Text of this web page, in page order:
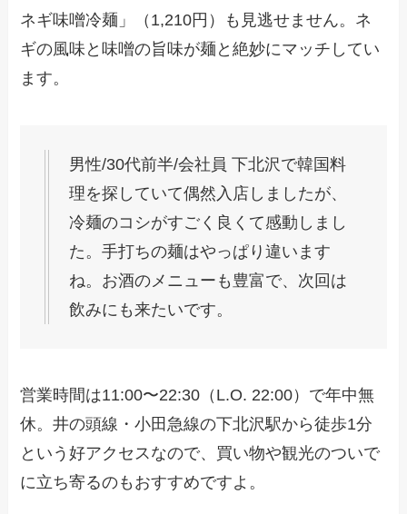
ネギ味噌冷麺」（1,210円）も見逃せません。ネ
ギの風味と味噌の旨味が麺と絶妙にマッチしてい
ます。
男性/30代前半/会社員 下北沢で韓国料
理を探していて偶然入店しましたが、
冷麺のコシがすごく良くて感動しまし
た。手打ちの麺はやっぱり違います
ね。お酒のメニューも豊富で、次回は
飲みにも来たいです。
営業時間は11:00〜22:30（L.O. 22:00）で年中無
休。井の頭線・小田急線の下北沢駅から徒歩1分
という好アクセスなので、買い物や観光のついで
に立ち寄るのもおすすめですよ。